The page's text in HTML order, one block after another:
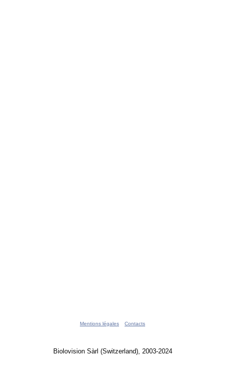
Mentions légales Contacts
Biolovision Sàrl (Switzerland), 2003-2024